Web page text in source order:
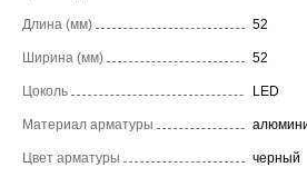
Длина (мм) 52
Ширина (мм) 52
Цоколь LED
Материал арматуры
Цвет арматуры черный